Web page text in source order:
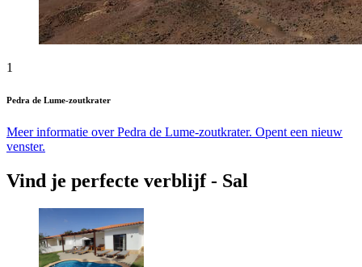
1
Pedra de Lume-zoutkrater
Meer informatie over Pedra de Lume-zoutkrater. Opent een nieuw
venster.
Vind je perfecte verblijf - Sal